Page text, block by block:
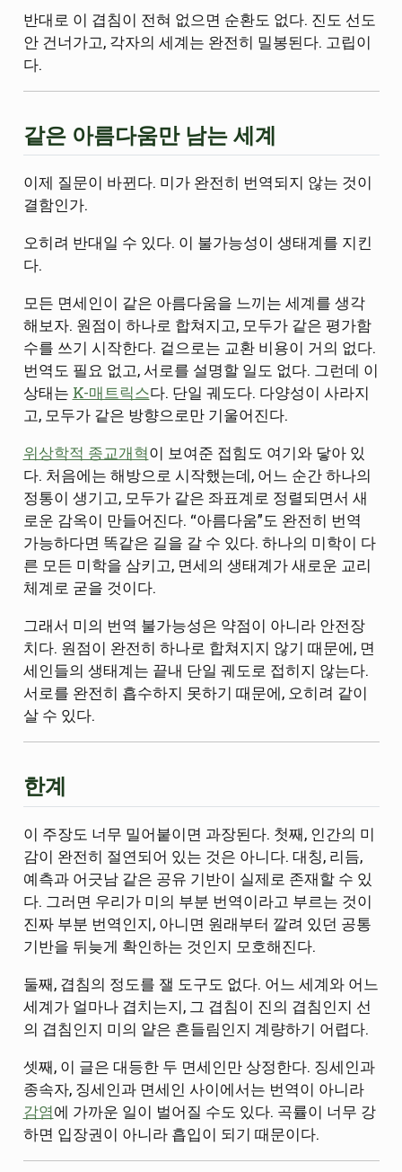
반대로 이 겹침이 전혀 없으면 순환도 없다. 진도 선도
안 건너가고, 각자의 세계는 완전히 밀봉된다. 고립이
다.
같은 아름다움만 남는 세계
이제 질문이 바뀐다. 미가 완전히 번역되지 않는 것이
결함인가.
오히려 반대일 수 있다. 이 불가능성이 생태계를 지킨
다.
모든 면세인이 같은 아름다움을 느끼는 세계를 생각
해보자. 원점이 하나로 합쳐지고, 모두가 같은 평가함
수를 쓰기 시작한다. 겉으로는 교환 비용이 거의 없다.
번역도 필요 없고, 서로를 설명할 일도 없다. 그런데 이
상태는 K-매트릭스다. 단일 궤도다. 다양성이 사라지
고, 모두가 같은 방향으로만 기울어진다.
위상학적 종교개혁이 보여준 접힘도 여기와 닿아 있
다. 처음에는 해방으로 시작했는데, 어느 순간 하나의
정통이 생기고, 모두가 같은 좌표계로 정렬되면서 새
로운 감옥이 만들어진다. “아름다움”도 완전히 번역
가능하다면 똑같은 길을 갈 수 있다. 하나의 미학이 다
른 모든 미학을 삼키고, 면세의 생태계가 새로운 교리
체계로 굳을 것이다.
그래서 미의 번역 불가능성은 약점이 아니라 안전장
치다. 원점이 완전히 하나로 합쳐지지 않기 때문에, 면
세인들의 생태계는 끝내 단일 궤도로 접히지 않는다.
서로를 완전히 흡수하지 못하기 때문에, 오히려 같이
살 수 있다.
한계
이 주장도 너무 밀어붙이면 과장된다. 첫째, 인간의 미
감이 완전히 절연되어 있는 것은 아니다. 대칭, 리듬,
예측과 어긋남 같은 공유 기반이 실제로 존재할 수 있
다. 그러면 우리가 미의 부분 번역이라고 부르는 것이
진짜 부분 번역인지, 아니면 원래부터 깔려 있던 공통
기반을 뒤늦게 확인하는 것인지 모호해진다.
둘째, 겹침의 정도를 잴 도구도 없다. 어느 세계와 어느
세계가 얼마나 겹치는지, 그 겹침이 진의 겹침인지 선
의 겹침인지 미의 얕은 흔들림인지 계량하기 어렵다.
셋째, 이 글은 대등한 두 면세인만 상정한다. 징세인과
종속자, 징세인과 면세인 사이에서는 번역이 아니라
감염에 가까운 일이 벌어질 수도 있다. 곡률이 너무 강
하면 입장권이 아니라 흡입이 되기 때문이다.